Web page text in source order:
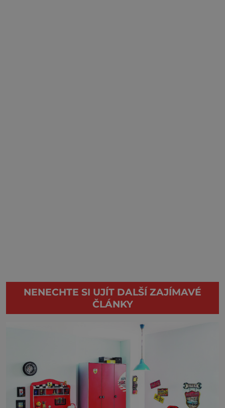
NENECHTE SI UJÍT DALŠÍ ZAJÍMAVÉ
ČLÁNKY